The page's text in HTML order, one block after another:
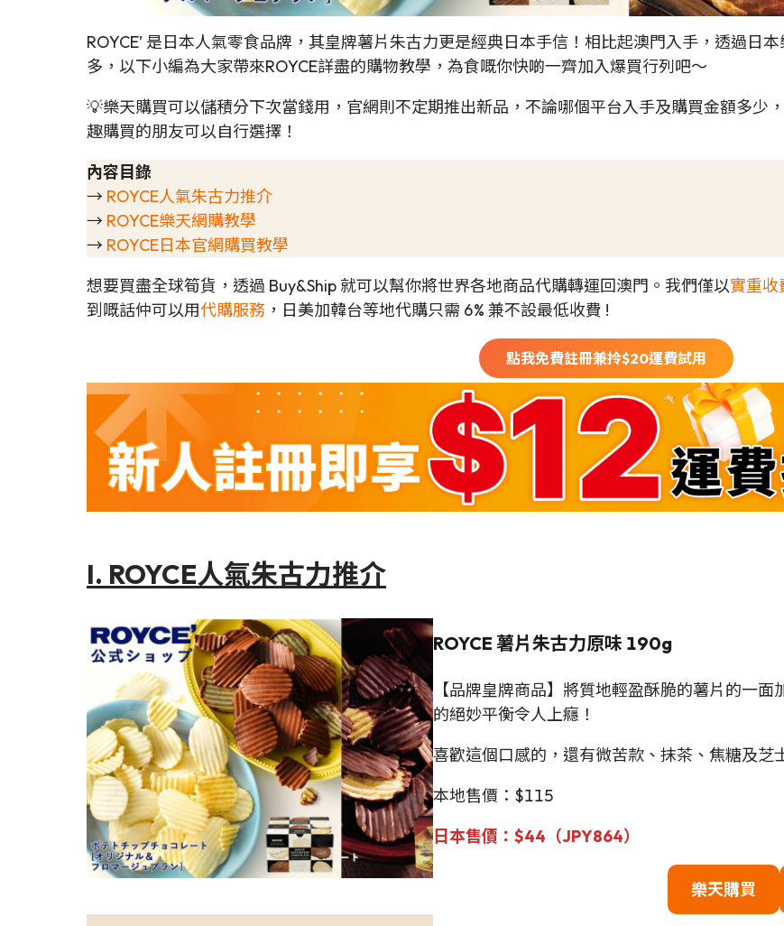
ROYCE’ 是日本人氣零食品牌，其皇牌薯片朱古力更是經典日本手信！相比起澳門入手，透過日
多，以下小編為大家帶來ROYCE詳盡的購物教學，為食嘅你快啲一齊加入爆買行列吧～
💡樂天購買可以儲積分下次當錢用，官網則不定期推出新品，不論哪個平台入手及購買金額多少
趣購買的朋友可以自行選擇！
內容目錄
→ ROYCE人氣朱古力推介
→ ROYCE樂天網購教學
→ ROYCE日本官網購買教學
想要買盡全球筍貨，透過 Buy&Ship 就可以幫你將世界各地商品代購轉運回澳門。我們僅以實重收
到嘅話仲可以用代購服務 ，日美加韓台等地代購只需 6% 兼不設最低收費 !
點我免費註冊兼拎$20運費試用
I. ROYCE人氣朱古力推介
ROYCE 薯片朱古力原味 190g
【品牌皇牌商品】將質地輕盈酥脆的薯片的一
的絕妙平衡令人上癮！
喜歡這個口感的，還有微苦款、抹茶、焦糖及芝
本地售價：$115
日本售價：$44（JPY864）
樂天購買